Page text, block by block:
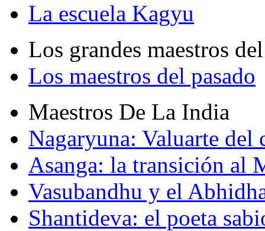
La escuela Kagyu
Los grandes maestros
Los maestros del pasado
Maestros De La India
Nagaryuna: Valuarte del
Asanga: la transición al
Vasubandhu y el
Shantideva: el poeta